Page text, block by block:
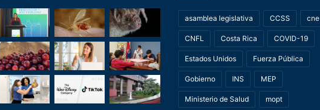
asamblea legislativa CCSS cne
CNFL Costa Rica COVID-19
Estados Unidos Fuerza Pública
Gobierno INS MEP
Ministerio de Salud mopt